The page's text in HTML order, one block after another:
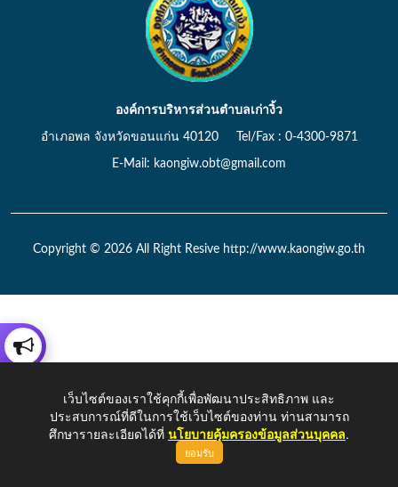
องค์การบริหารส่วนตำบลเก่างิ้ว
อำเภอพล จังหวัดขอนแก่น 40120 Tel/Fax : 0-4300-9871
E-Mail: kaongiw.obt@gmail.com
Copyright © 2026 All Right Resive http://www.kaongiw.go.th
เว็บไซต์ของเราใช้คุกกี้เพื่อพัฒนาประสิทธิภาพ และ
ประสบการณ์ที่ดีในการใช้เว็บไซต์ของท่าน ท่านสามารถ
ศึกษารายละเอียดได้ที่ นโยบายคุ้มครองข้อมูลส่วนบุคคล.
ยอมรับ